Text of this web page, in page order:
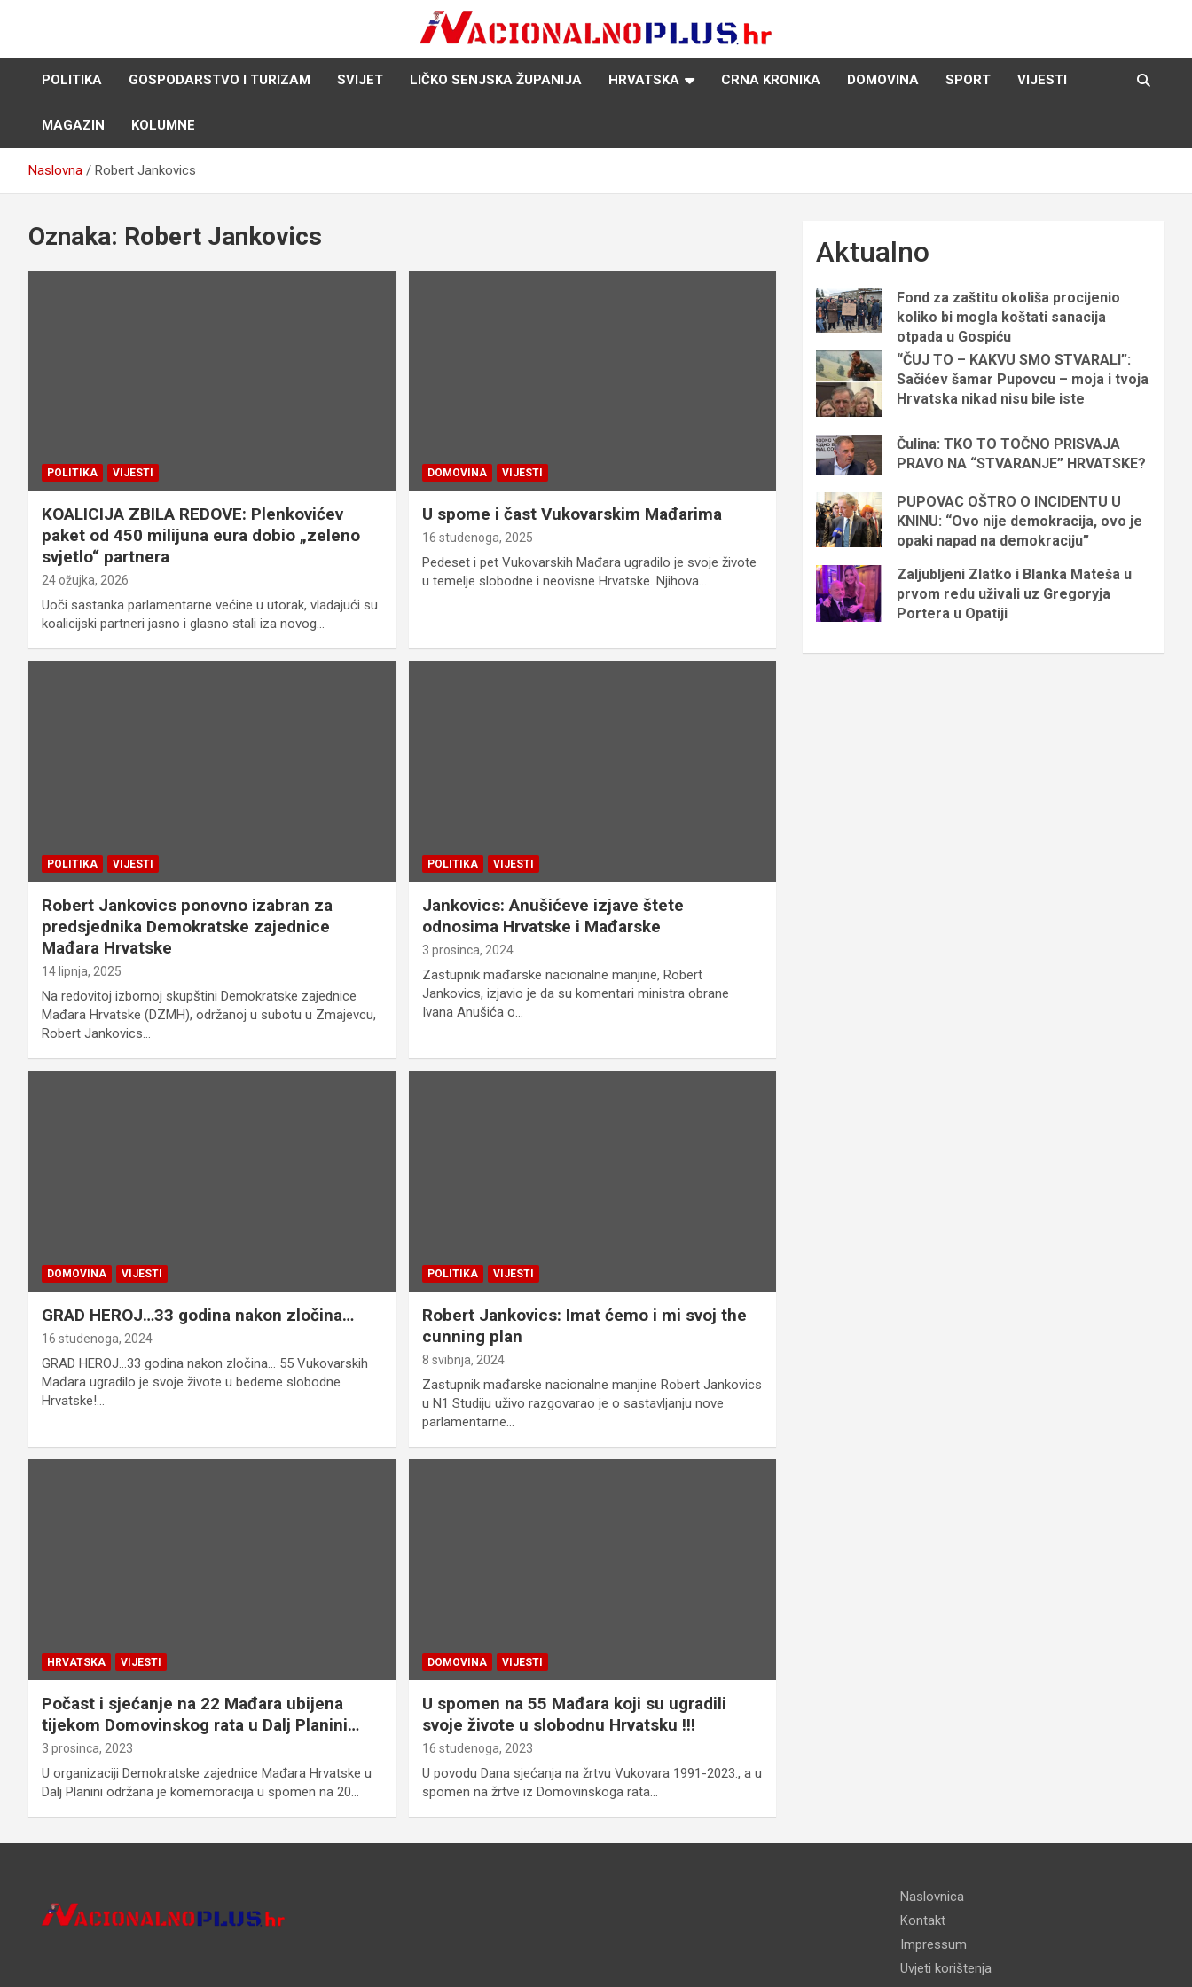
NacionalnoPlus.hr
Nacija želi znati više
POLITIKA
GOSPODARSTVO I TURIZAM SVIJET LIČKO SENJSKA ŽUPANIJA HRVATSKA CRNA KRONIKA DOMOVINA SPORT VIJESTI
MAGAZIN KOLUMNE
Naslovna Robert Jankovics
Oznaka: Robert Jankovics
POLITIKA VIJESTI
KOALICIJA ZBILA REDOVE: Plenkovićev
paket od 450 milijuna eura dobio „zeleno
svjetlo“ partnera
24 ožujka, 2026
Uoči sastanka parlamentarne većine u utorak, vladajući su
koalicijski partneri jasno i glasno stali iza novog…
DOMOVINA VIJESTI
U spome i čast Vukovarskim Mađarima
16 studenoga, 2025
Pedeset i pet Vukovarskih Mađara ugradilo je svoje živote
u temelje slobodne i neovisne Hrvatske. Njihova…
POLITIKA VIJESTI
Robert Jankovics ponovno izabran za
predsjednika Demokratske zajednice
Mađara Hrvatske
14 lipnja, 2025
Na redovitoj izbornoj skupštini Demokratske zajednice
Mađara Hrvatske (DZMH), održanoj u subotu u Zmajevcu,
Robert Jankovics…
POLITIKA VIJESTI
Jankovics: Anušićeve izjave štete
odnosima Hrvatske i Mađarske
3 prosinca, 2024
Zastupnik mađarske nacionalne manjine, Robert
Jankovics, izjavio je da su komentari ministra obrane
Ivana Anušića o…
DOMOVINA VIJESTI
GRAD HEROJ…33 godina nakon zločina…
16 studenoga, 2024
GRAD HEROJ…33 godina nakon zločina… 55 Vukovarskih
Mađara ugradilo je svoje živote u bedeme slobodne
Hrvatske!…
POLITIKA VIJESTI
Robert Jankovics: Imat ćemo i mi svoj the
cunning plan
8 svibnja, 2024
Zastupnik mađarske nacionalne manjine Robert Jankovics
u N1 Studiju uživo razgovarao je o sastavljanju nove
parlamentarne…
HRVATSKA VIJESTI
Počast i sjećanje na 22 Mađara ubijena
tijekom Domovinskog rata u Dalj Planini…
3 prosinca, 2023
U organizaciji Demokratske zajednice Mađara Hrvatske u
Dalj Planini održana je komemoracija u spomen na 20…
DOMOVINA VIJESTI
U spomen na 55 Mađara koji su ugradili
svoje živote u slobodnu Hrvatsku !!!
16 studenoga, 2023
U povodu Dana sjećanja na žrtvu Vukovara 1991-2023., a u
spomen na žrtve iz Domovinskoga rata…
Aktualno
Fond za zaštitu okoliša procijenio
koliko bi mogla koštati sanacija
otpada u Gospiću
“ČUJ TO – KAKVU SMO STVARALI”:
Sačićev šamar Pupovcu – moja i tvoja
Hrvatska nikad nisu bile iste
Čulina: TKO TO TOČNO PRISVAJA
PRAVO NA “STVARANJE” HRVATSKE?
PUPOVAC OŠTRO O INCIDENTU U
KNINU: “Ovo nije demokracija, ovo je
opaki napad na demokraciju”
Zaljubljeni Zlatko i Blanka Mateša u
prvom redu uživali uz Gregoryja
Portera u Opatiji
Naslovnica
Kontakt
Impressum
Uvjeti korištenja